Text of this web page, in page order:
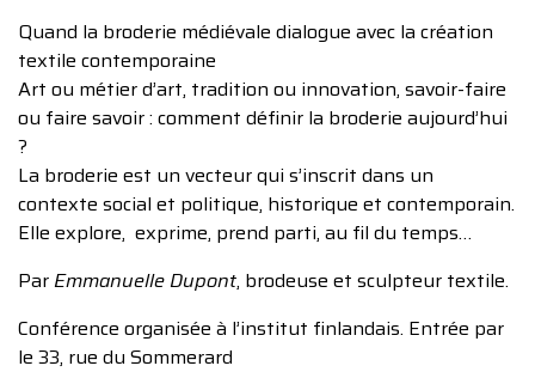
Quand la broderie médiévale dialogue avec la création
textile contemporaine
Art ou métier d’art, tradition ou innovation, savoir-faire
ou faire savoir : comment définir la broderie aujourd’hui
?
La broderie est un vecteur qui s’inscrit dans un
contexte social et politique, historique et contemporain.
Elle explore, exprime, prend parti, au fil du temps…
ParEmmanuelle Dupont, brodeuse et sculpteur textile.
Conférence organisée à l’institut finlandais. Entrée par
le 33, rue du Sommerard